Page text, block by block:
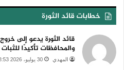
خطابات قائد الثورة
قائد الثورة يدعو إلى
والمحافظات تأكيدًا
المهدي 30 يوليو، 2026 18:53